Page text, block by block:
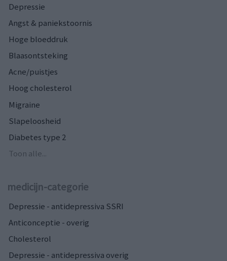
Depressie
Angst & paniekstoornis
Hoge bloeddruk
Blaasontsteking
Acne/puistjes
Hoog cholesterol
Migraine
Slapeloosheid
Diabetes type 2
Toon alle...
medicijn-categorie
Depressie - antidepressiva SSRI
Anticonceptie - overig
Cholesterol
Depressie - antidepressiva overig